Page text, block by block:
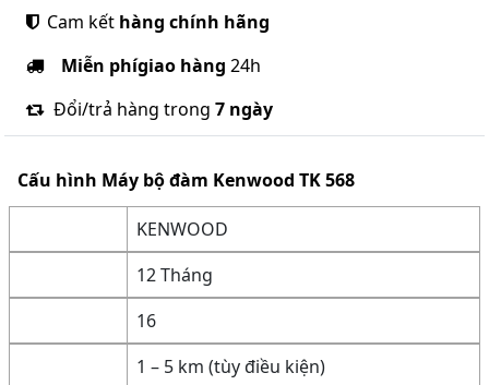
Cam kết hàng chính hãng
Miễn phígiao hàng 24h
Đổi/trả hàng trong 7 ngày
Cấu hình Máy bộ đàm Kenwood TK 568
KENWOOD
12 Tháng
16
1 – 5 km (tùy điều kiện)